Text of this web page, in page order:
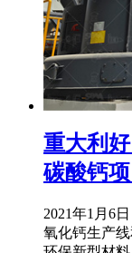
重大利
碳酸钙
2021年1月6
氧化钙生产